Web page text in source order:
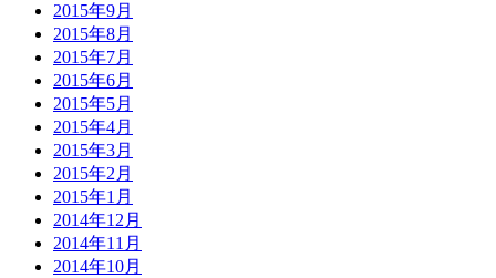
2015年9月
2015年8月
2015年7月
2015年6月
2015年5月
2015年4月
2015年3月
2015年2月
2015年1月
2014年12月
2014年11月
2014年10月